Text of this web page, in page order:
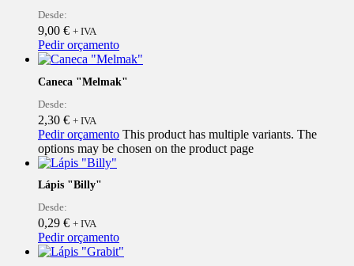
Desde:
9,00 € + IVA
Pedir orçamento
Caneca "Melmak"
Desde:
2,30 € + IVA
Pedir orçamento This product has multiple variants. The
options may be chosen on the product page
Lápis "Billy"
Desde:
0,29 € + IVA
Pedir orçamento